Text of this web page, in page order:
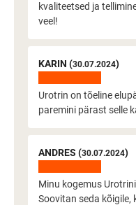
kvaliteetsed ja
veel!
KARIN (30.07.2024)
Urotrin on tõeline
paremini pärast selle
ANDRES (30.07.2024)
Minu kogemus
Soovitan seda kõigile,